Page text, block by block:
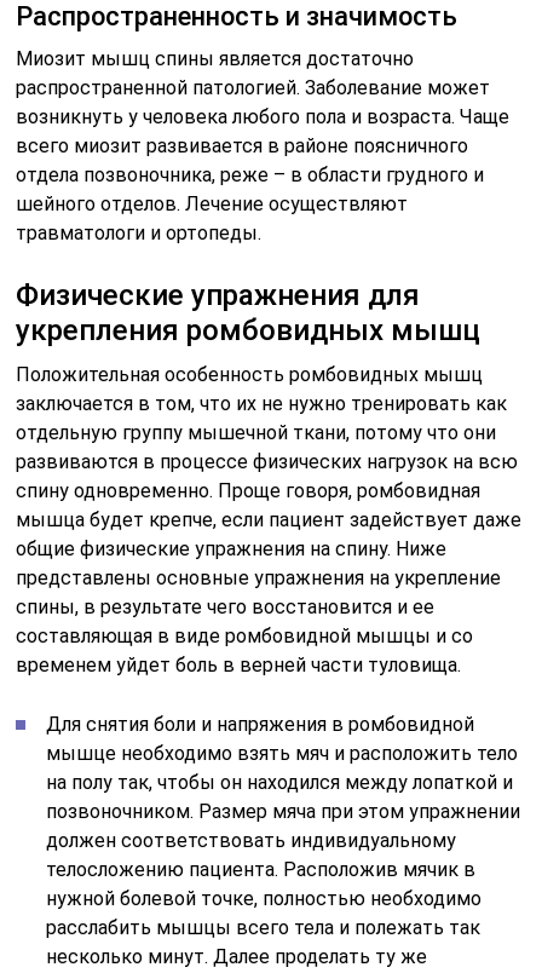
Распространенность и значимость
Миозит мышц спины является достаточно
распространенной патологией. Заболевание может
возникнуть у человека любого пола и возраста. Чаще
всего миозит развивается в районе поясничного
отдела позвоночника, реже – в области грудного и
шейного отделов. Лечение осуществляют
травматологи и ортопеды.
Физические упражнения для
укрепления ромбовидных мышц
Положительная особенность ромбовидных мышц
заключается в том, что их не нужно тренировать как
отдельную группу мышечной ткани, потому что они
развиваются в процессе физических нагрузок на всю
спину одновременно. Проще говоря, ромбовидная
мышца будет крепче, если пациент задействует даже
общие физические упражнения на спину. Ниже
представлены основные упражнения на укрепление
спины, в результате чего восстановится и ее
составляющая в виде ромбовидной мышцы и со
временем уйдет боль в верней части туловища.
Для снятия боли и напряжения в ромбовидной
мышце необходимо взять мяч и расположить тело
на полу так, чтобы он находился между лопаткой и
позвоночником. Размер мяча при этом упражнении
должен соответствовать индивидуальному
телосложению пациента. Расположив мячик в
нужной болевой точке, полностью необходимо
расслабить мышцы всего тела и полежать так
несколько минут. Далее проделать ту же